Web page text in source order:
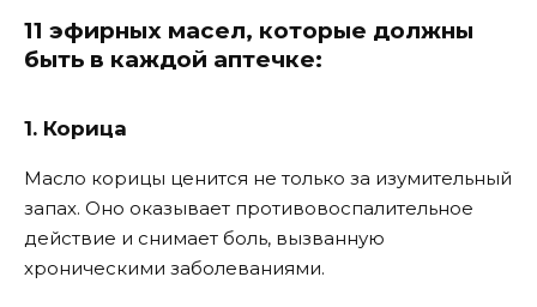
11 эфирных масел, которые должны
быть в каждой аптечке:
1. Корица
Масло корицы ценится не только за изумительный
запах. Оно оказывает противовоспалительное
действие и снимает боль, вызванную
хроническими заболеваниями.